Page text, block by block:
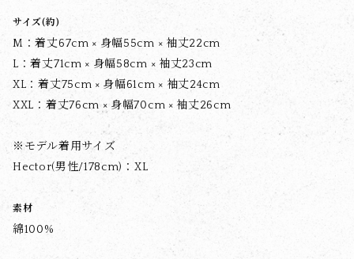
サイズ(約)
M：着丈67cm × 身幅55cm × 袖丈22cm
L：着丈71cm × 身幅58cm × 袖丈23cm
XL：着丈75cm × 身幅61cm × 袖丈24cm
XXL：着丈76cm × 身幅70cm × 袖丈26cm
※モデル着用サイズ
Hector(男性/178cm)：XL
素材
綿100%